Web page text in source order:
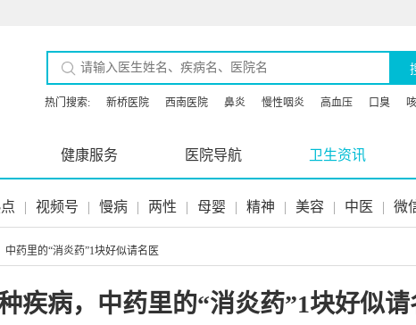
热门搜索: 新桥医院 西南医院 鼻炎 慢性咽炎 高血压 口臭
健康服务 医院导航 卫生资讯
| 视频号 | 慢病 | 两性 | 母婴 | 精神 | 美容 | 中医 | 微
药里的“消炎药”1块好似请名医
疾病，中药里的“消炎药”1块好似请